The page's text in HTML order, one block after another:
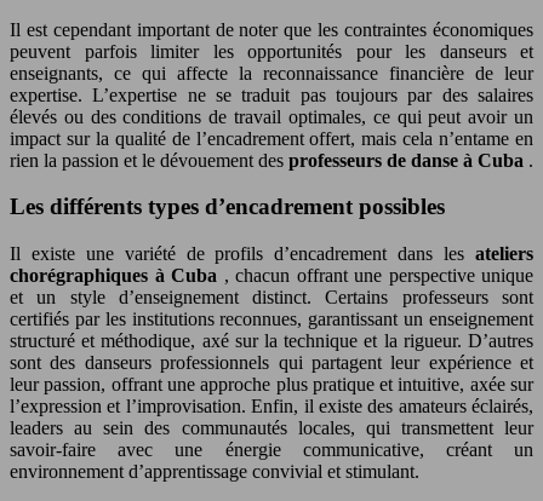
Il est cependant important de noter que les contraintes économiques
peuvent parfois limiter les opportunités pour les danseurs et
enseignants, ce qui affecte la reconnaissance financière de leur
expertise. L’expertise ne se traduit pas toujours par des salaires
élevés ou des conditions de travail optimales, ce qui peut avoir un
impact sur la qualité de l’encadrement offert, mais cela n’entame en
rien la passion et le dévouement des professeurs de danse à Cuba .
Les différents types d’encadrement possibles
Il existe une variété de profils d’encadrement dans les ateliers
chorégraphiques à Cuba , chacun offrant une perspective unique
et un style d’enseignement distinct. Certains professeurs sont
certifiés par les institutions reconnues, garantissant un enseignement
structuré et méthodique, axé sur la technique et la rigueur. D’autres
sont des danseurs professionnels qui partagent leur expérience et
leur passion, offrant une approche plus pratique et intuitive, axée sur
l’expression et l’improvisation. Enfin, il existe des amateurs éclairés,
leaders au sein des communautés locales, qui transmettent leur
savoir-faire avec une énergie communicative, créant un
environnement d’apprentissage convivial et stimulant.